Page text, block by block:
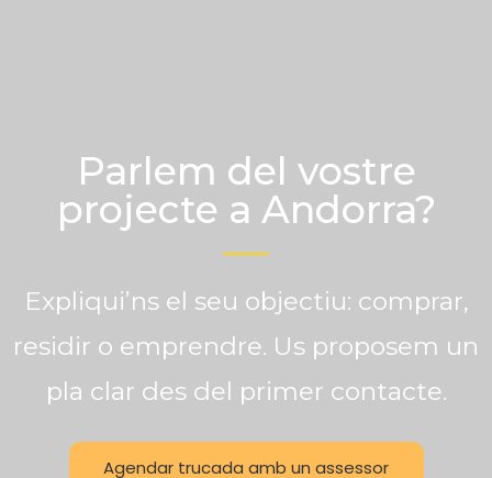
Parlem del vostre
projecte a Andorra?
Expliqui’ns el seu objectiu: comprar,
residir o emprendre. Us proposem un
pla clar des del primer contacte.
Agendar trucada amb un assessor